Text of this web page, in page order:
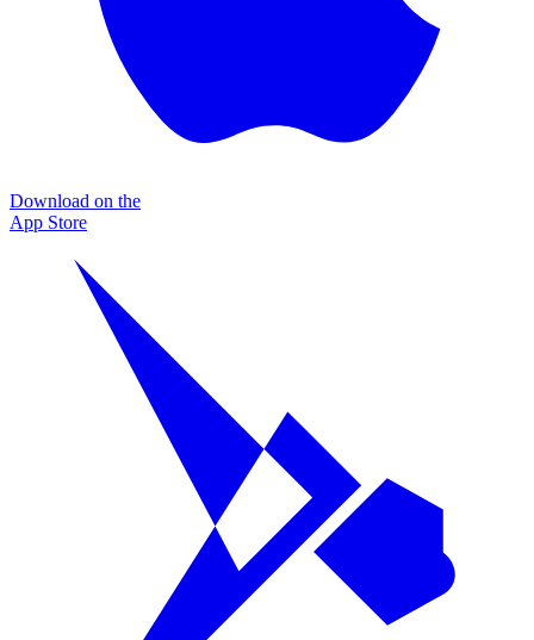
Download on the
App Store